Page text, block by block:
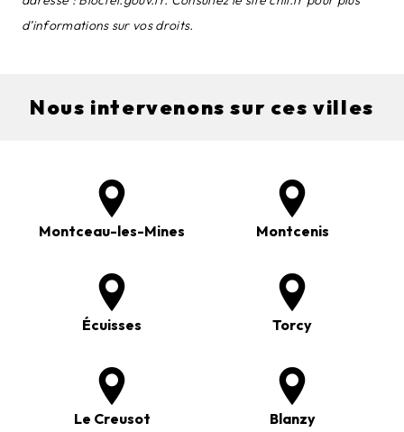
d’informations sur vos droits.
Nous intervenons sur ces villes
Montceau-les-Mines Montcenis
Écuisses Torcy
Le Creusot Blanzy